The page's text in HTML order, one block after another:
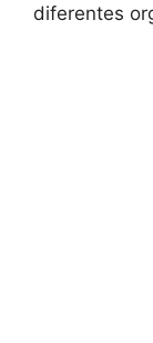
diferentes